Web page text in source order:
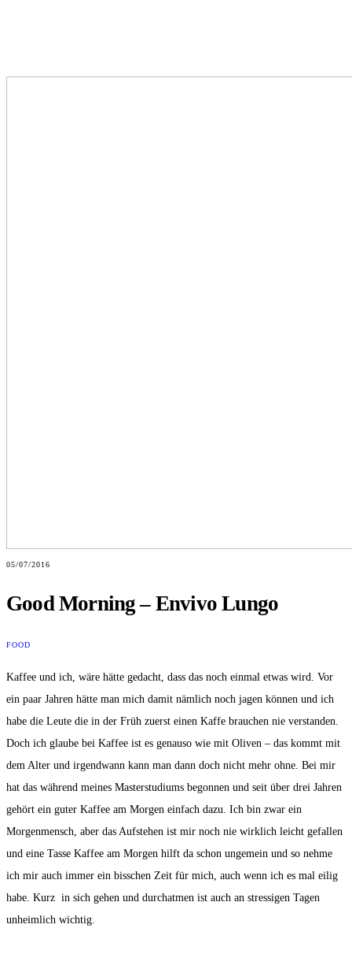
05/07/2016
Good Morning – Envivo Lungo
FOOD
Kaffee und ich, wäre hätte gedacht, dass das noch einmal etwas wird. Vor
ein paar Jahren hätte man mich damit nämlich noch jagen können und ich
habe die Leute die in der Früh zuerst einen Kaffe brauchen nie verstanden.
Doch ich glaube bei Kaffee ist es genauso wie mit Oliven – das kommt mit
dem Alter und irgendwann kann man dann doch nicht mehr ohne. Bei mir
hat das während meines Masterstudiums begonnen und seit über drei Jahren
gehört ein guter Kaffee am Morgen einfach dazu. Ich bin zwar ein
Morgenmensch, aber das Aufstehen ist mir noch nie wirklich leicht gefallen
und eine Tasse Kaffee am Morgen hilft da schon ungemein und so nehme
ich mir auch immer ein bisschen Zeit für mich, auch wenn ich es mal eilig
habe. Kurz in sich gehen und durchatmen ist auch an stressigen Tagen
unheimlich wichtig.